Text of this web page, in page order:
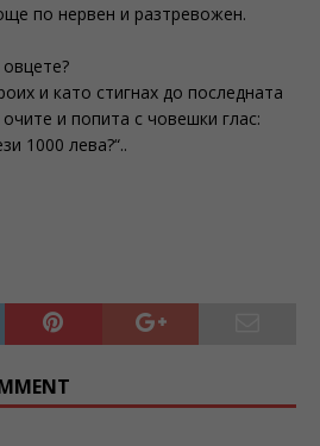
по нервен и разтревожен.
и като стигнах до последната
и попита с човешки глас:
1000 лева?“..